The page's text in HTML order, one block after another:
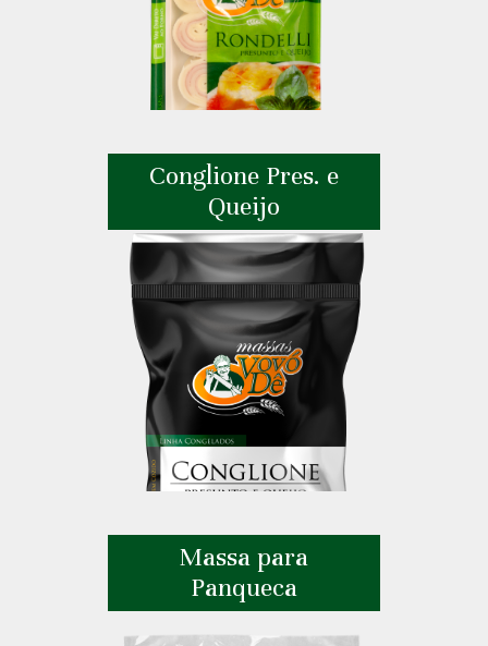
Conglione Pres. e
Queijo
Massa para
Panqueca